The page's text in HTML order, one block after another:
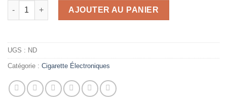
quantité de GOLD COAST CLEAR 1G DISPO ÉLITE
AJOUTER AU PANIER
UGS : ND
Catégorie : Cigarette Électroniques